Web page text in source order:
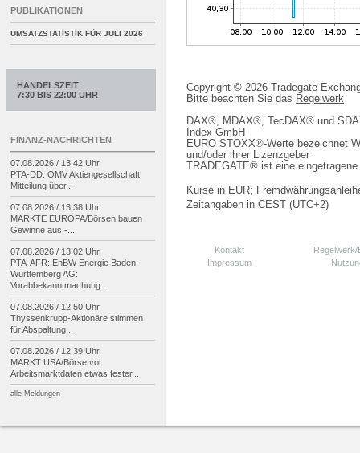
Copyright © 2026 Tradegate
Bitte beachten Sie das Regelwerk
DAX®, MDAX®, TecDAX® und
Index GmbH
EURO STOXX®-Werte bezeichnet
und/oder ihrer Lizenzgeber
TRADEGATE® ist eine
Kurse in EUR;
Zeitangaben in CEST (UTC+2)
Kontakt
Impressum
PUBLIKATIONEN
UMSATZSTATISTIK FÜR JULI 2026
HANDELSZEIT
7:30 BIS 22:00 UHR
FINANZ-NACHRICHTEN
07.08.2026 / 13:42 Uhr
PTA-DD: OMV Aktiengesellschaft:
Mitteilung über...
07.08.2026 / 13:38 Uhr
MÄRKTE EUROPA/Börsen bauen
Gewinne aus -
07.08.2026 / 13:02 Uhr
PTA-AFR: EnBW Energie Baden-
Württemberg AG:
Vorabbekanntmachung...
07.08.2026 / 12:50 Uhr
Thyssenkrupp-Aktionäre stimmen
für Abspaltung...
07.08.2026 / 12:39 Uhr
MARKT USA/Börse vor
Arbeitsmarktdaten etwas fester...
alle Meldungen